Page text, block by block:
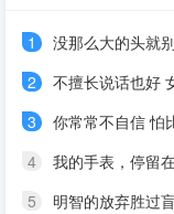
1
没那么大的头就
2
不擅长说话也好 女孩子完
3
你常常不自信 怕比不上很多人 但我觉得你就
4
我的手表，停留
5
明智的放弃胜过盲目的